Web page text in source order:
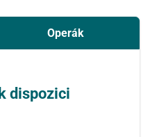
Operák
dispozici